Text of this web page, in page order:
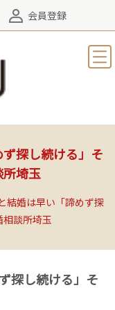
会員登録
探し続ける」そ
埼玉
結婚は早い「諦めず探
談所埼玉
探し続ける」そ